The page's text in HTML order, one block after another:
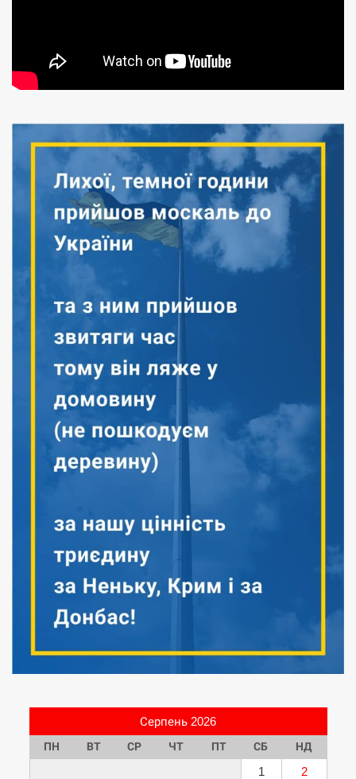
Серпень 2026
ПН ВТ СР ЧТ ПТ СБ НД
1
2